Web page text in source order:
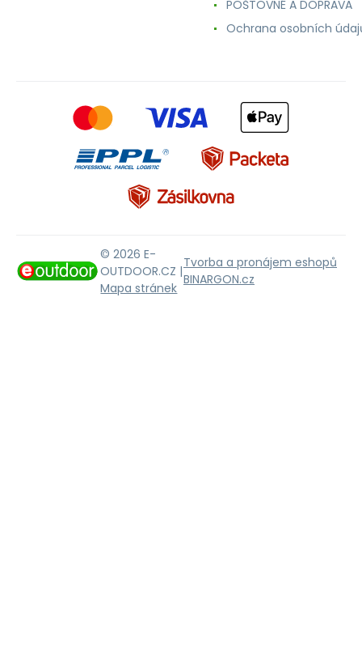
POŠTOVNÉ A DOPRAVA
Ochrana osobních
© 2026 E-
OUTDOOR.CZ |
Mapa stránek
Tvorba a pronájem eshopů
BINARGON.cz